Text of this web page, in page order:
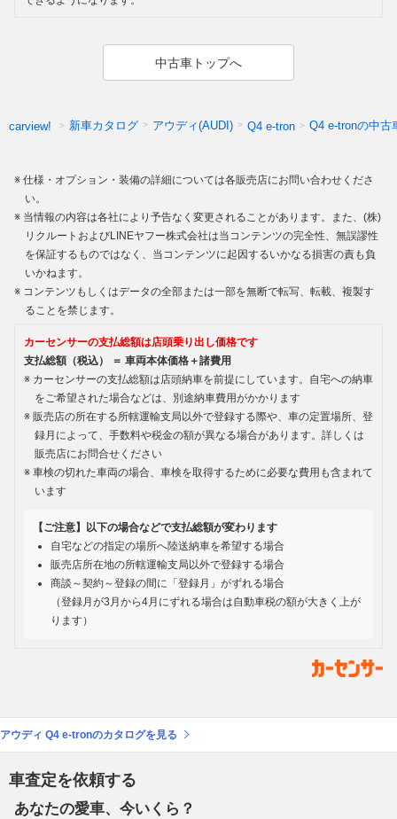
中古車トップへ
carview! 新車カタログ アウディ(AUDI) Q4 e-tron Q4 e-tronの中古
仕様・オプション・装備の詳細については各販売店にお問い合わせくださ
い。
当情報の内容は各社により予告なく変更されることがあります。また、(株)
リクルートおよびLINEヤフー株式会社は当コンテンツの完全性、無誤謬性
を保証するものではなく、当コンテンツに起因するいかなる損害の責も負
いかねます。
コンテンツもしくはデータの全部または一部を無断で転写、転載、複製す
ることを禁じます。
カーセンサーの支払総額は店頭乗り出し価格です
支払総額（税込） ＝ 車両本体価格＋諸費用
カーセンサーの支払総額は店頭納車を前提にしています。自宅への納車
をご希望された場合などは、別途納車費用がかかります
販売店の所在する所轄運輸支局以外で登録する際や、車の定置場所、登
録月によって、手数料や税金の額が異なる場合があります。詳しくは
販売店にお問合せください
車検の切れた車両の場合、車検を取得するために必要な費用も含まれて
います
【ご注意】以下の場合などで支払総額が変わります
自宅などの指定の場所へ陸送納車を希望する場合
販売店所在地の所轄運輸支局以外で登録する場合
商談～契約～登録の間に「登録月」がずれる場合
（登録月が3月から4月にずれる場合は自動車税の額が大きく上が
ります）
アウディ Q4 e-tronのカタログを見る
車査定を依頼する
あなたの愛車、今いくら？